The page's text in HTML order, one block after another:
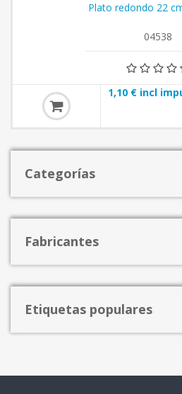
Plato redondo 22
04538
Categorías
Fabricantes
Etiquetas populares